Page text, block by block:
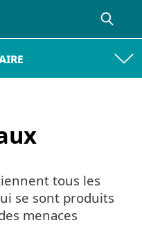
tous les
se sont produits
menaces